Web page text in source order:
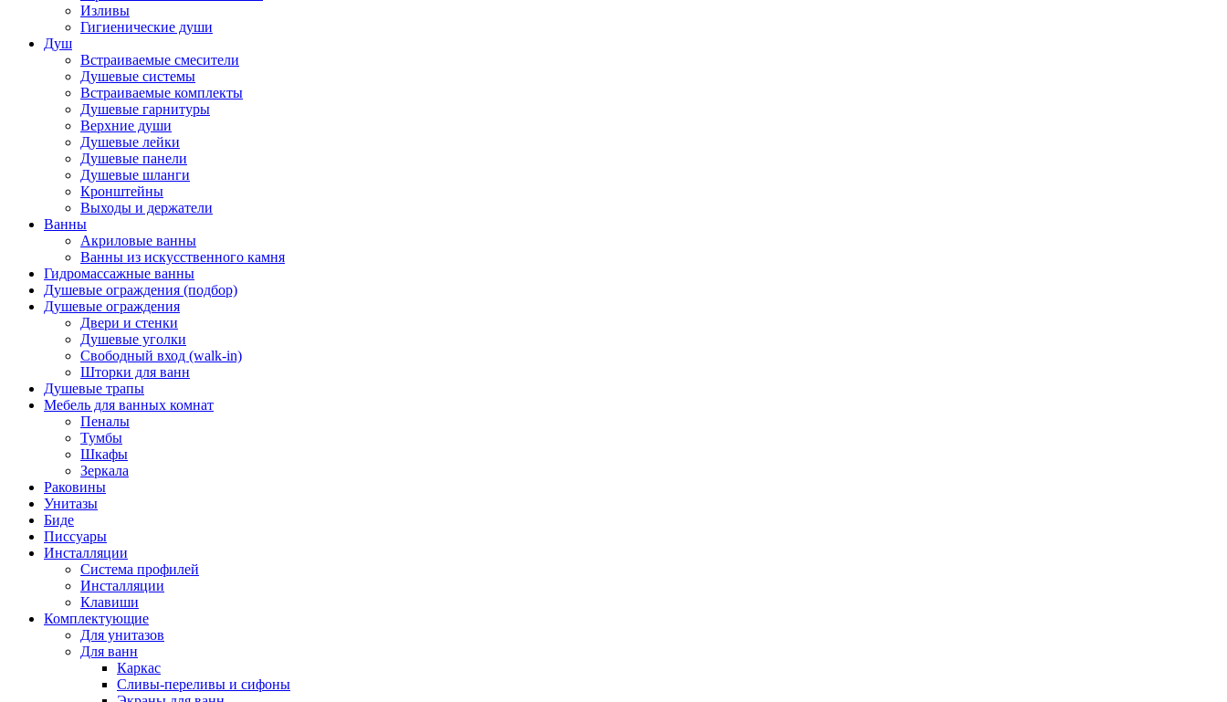
Изливы
Гигиенические души
Душ
Встраиваемые смесители
Душевые системы
Встраиваемые комплекты
Душевые гарнитуры
Верхние души
Душевые лейки
Душевые панели
Душевые шланги
Кронштейны
Выходы и держатели
Ванны
Акриловые ванны
Ванны из искусственного камня
Гидромассажные ванны
Душевые ограждения (подбор)
Душевые ограждения
Двери и стенки
Душевые уголки
Свободный вход (walk-in)
Шторки для ванн
Душевые трапы
Мебель для ванных комнат
Пеналы
Тумбы
Шкафы
Зеркала
Раковины
Унитазы
Биде
Писсуары
Инсталляции
Система профилей
Инсталляции
Клавиши
Комплектующие
Для унитазов
Для ванн
Каркас
Сливы-переливы и сифоны